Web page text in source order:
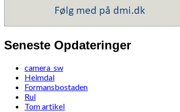
Seneste Opdateringer
camera_sw
Heimdal
Formansbostaden
Rul
Tom artikel